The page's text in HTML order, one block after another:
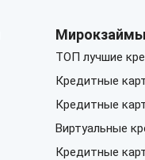
ТОП лучшие
Кредитные
Кредитные
Виртуальные
Кредитные